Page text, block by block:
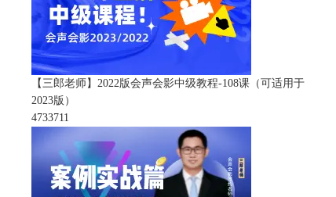
【三郎老师】2022版会声会影中级教程-108课（可适用于
2023版）
4733711